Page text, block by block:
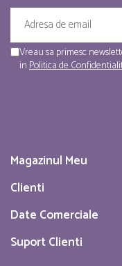
Vreau sa primesc
inPolitica de
Magazinul Meu
Clienti
Date Comerciale
Suport Clienti